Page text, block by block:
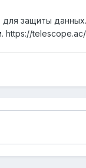
защиты
https://